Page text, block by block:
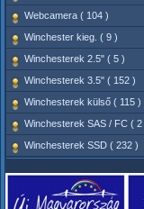
Webcamera ( 104 )
Winchester kieg. ( 9 )
Winchesterek 2.5" ( 5 )
Winchesterek 3.5" ( 152 )
Winchesterek külső ( 115 )
Winchesterek SAS / FC ( 2
Winchesterek SSD ( 232 )